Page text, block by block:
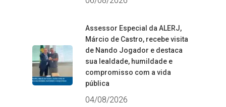
Assessor Especial da ALERJ,
Márcio de Castro, recebe visita
de Nando Jogador e destaca
sua lealdade, humildade e
compromisso com a vida
pública
04/08/2026